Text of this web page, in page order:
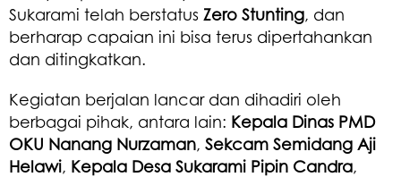
Sukarami telah berstatus Zero Stunting, dan
berharap capaian ini bisa terus dipertahankan
dan ditingkatkan.
Kegiatan berjalan lancar dan dihadiri oleh
berbagai pihak, antara lain: Kepala Dinas PMD
OKU Nanang Nurzaman, Sekcam Semidang Aji
Helawi, Kepala Desa Sukarami Pipin Candra,